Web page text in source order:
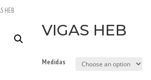
HEB
VIGAS HEB
Medidas